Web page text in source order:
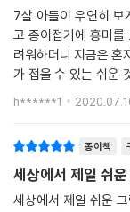
로봇아, 놀자
인어공주와 함께 수영
신 나는 피에로
공룡이 다시 살아온다
세모, 네모로 지은 공
7살 아들이 우연히 보
고 종이접기에 흥미
려워하더니 지금은 혼
가 접을 수 있는 쉬운
로 설명해두어서 연습
h******1
종이책
세상에서 제일 쉬
세상에서 제일 쉬운